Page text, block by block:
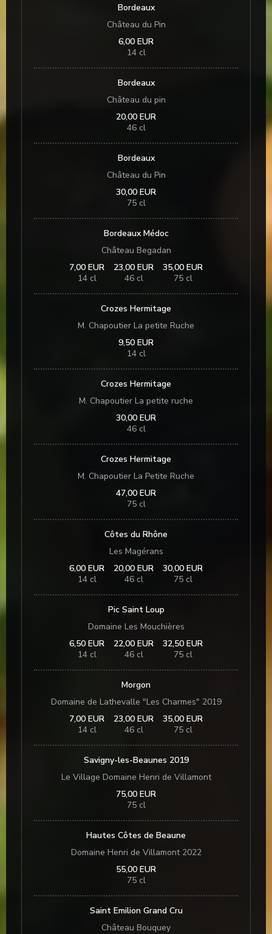
Bordeaux
Château du Pin
6,00 EUR
14 cl
Bordeaux
Château du pin
20,00 EUR
46 cl
Bordeaux
Château du Pin
30,00 EUR
75 cl
Bordeaux Médoc
Château Begadan
7,00 EUR
14 cl
23,00 EUR
46 cl
35,00 EUR
75 cl
Crozes Hermitage
M. Chapoutier La petite Ruche
9,50 EUR
14 cl
Crozes Hermitage
M. Chapoutier La petite ruche
30,00 EUR
46 cl
Crozes Hermitage
M. Chapoutier La Petite Ruche
47,00 EUR
75 cl
Côtes du Rhône
Les Magérans
6,00 EUR
14 cl
20,00 EUR
46 cl
30,00 EUR
75 cl
Pic Saint Loup
Domaine Les Mouchières
6,50 EUR
14 cl
22,00 EUR
46 cl
32,50 EUR
75 cl
Morgon
Domaine de Lathevalle "Les Charmes" 2019
7,00 EUR
14 cl
23,00 EUR
46 cl
35,00 EUR
75 cl
Savigny-les-Beaunes 2019
Le Village Domaine Henri de Villamont
75,00 EUR
75 cl
Hautes Côtes de Beaune
Domaine Henri de Villamont 2022
55,00 EUR
75 cl
Saint Emilion Grand Cru
Château Bouquey